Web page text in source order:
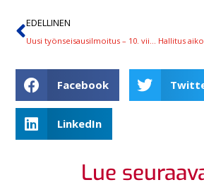
EDELLINEN
Facebook
LinkedIn
Lue